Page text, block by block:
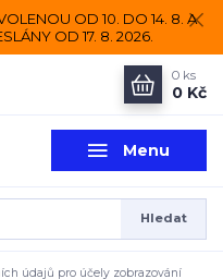
OD 10. DO 14. 8. A
OD 17. 8. 2026.
Menu
Hledat
0 ks
0 Kč
údajů pro účely zobrazování